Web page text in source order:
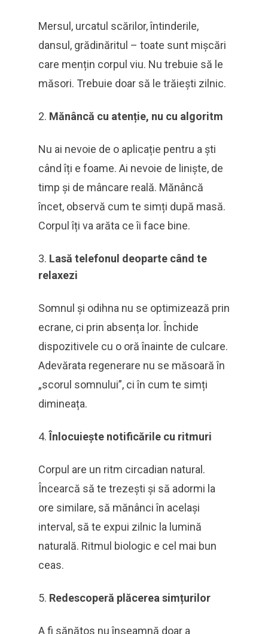
Mersul, urcatul scărilor, întinderile,
dansul, grădinăritul – toate sunt mișcări
care mențin corpul viu. Nu trebuie să le
măsori. Trebuie doar să le trăiești zilnic.
Mănâncă cu atenție, nu cu algoritm
Nu ai nevoie de o aplicație pentru a ști
când îți e foame. Ai nevoie de liniște, de
timp și de mâncare reală. Mănâncă
încet, observă cum te simți după masă.
Corpul îți va arăta ce îi face bine.
Lasă telefonul deoparte când te
relaxezi
Somnul și odihna nu se optimizează prin
ecrane, ci prin absența lor. Închide
dispozitivele cu o oră înainte de culcare.
Adevărata regenerare nu se măsoară în
„scorul somnului”, ci în cum te simți
dimineața.
Înlocuiește notificările cu ritmuri
Corpul are un ritm circadian natural.
Încearcă să te trezești și să adormi la
ore similare, să mănânci în același
interval, să te expui zilnic la lumină
naturală. Ritmul biologic e cel mai bun
ceas.
Redescoperă plăcerea simțurilor
A fi sănătos nu înseamnă doar a